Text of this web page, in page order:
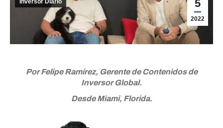
5
2022
Inversor Diario
Por Felipe Ramírez, Gerente de Contenidos de
Inversor Global.
Desde Miami, Florida.